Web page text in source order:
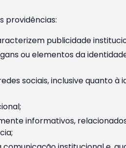
providências:
publicidade
ou elementos da
sociais, inclusive quanto à
informativos,